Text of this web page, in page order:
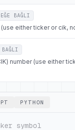
BAĞLI
either ticker or cik,
number (use either
PYTHON
symbol